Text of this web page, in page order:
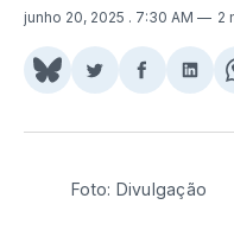
junho 20, 2025 . 7:30 AM 2
Share
BlueSky
Compartilhar
TwitterFacebook
Foto: Divulgação